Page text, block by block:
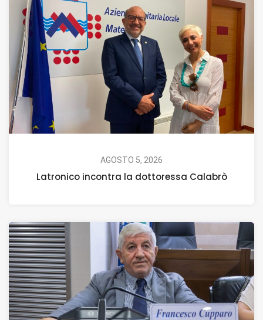
AGOSTO 5, 2026
Latronico incontra la dottoressa Calabrò